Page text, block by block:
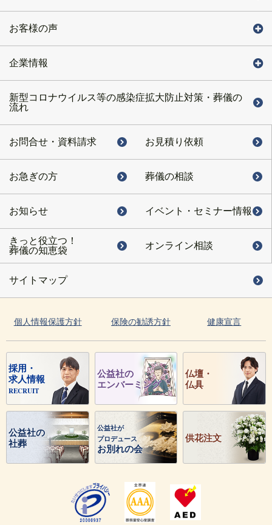
お客様の声
企業情報
新型コロナウイルス等の感染症拡大防止対策・葬儀の
流れ
お問合せ・ 資料請求 お見積り依頼
お急ぎの方 葬儀の相談
お知らせ イベント・ セミナー情報
きっと役立つ！
葬儀の知恵袋
オンライン相談
サイトマップ
個人情報保護方針 保険の勧誘方針 健康宣言
採用・
求人情報
RECRUIT
公益社の
エンバーミング
仏壇・
仏具
公益社の
社葬
公益社が
プロデュース
お別れの会
供花注文